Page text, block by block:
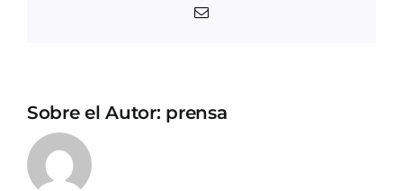
Correo
Sobre el Autor: prensa